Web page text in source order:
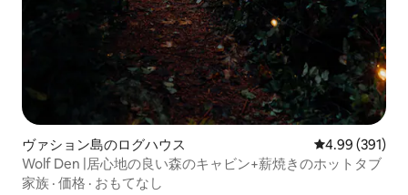
ヴァション島のログハウス レビュー391
4.99 (391)
Wolf Den |居心地の良い森のキャビン+薪焼きのホットタブ
家族 · 価格 · おもてなし